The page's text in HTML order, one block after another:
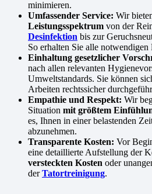
minimieren.
Umfassender Service: Wir
Leistungsspektrum von der
Desinfektion bis zur
So erhalten Sie alle
Einhaltung gesetzlicher
nach allen relevanten
Umweltstandards. Sie können
Arbeiten rechtssicher
Empathie und Respekt: Wir
Situation mit größtem
es, Ihnen in einer belastenden
abzunehmen.
Transparente Kosten: Vor
eine detaillierte Aufstellung der
versteckten Kosten oder
derTatortreinigung.